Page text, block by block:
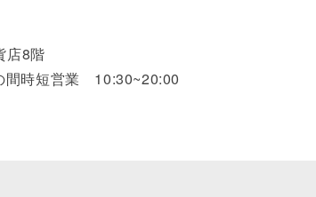
店8階
時短営業 10:30~20:00